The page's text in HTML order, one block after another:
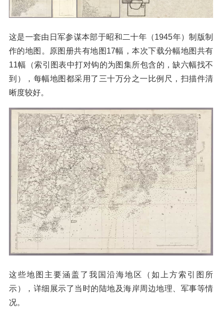
这是一套由日军参谋本部于昭和二十年（1945年）制版制
作的地图。原图册共有地图17幅，本次下载分幅地图共有
11幅（索引图表中打对钩的为图集所包含的，缺六幅找不
到），每幅地图都采用了三十万分之一比例尺，扫描件清
晰度较好。
这些地图主要涵盖了我国沿海地区（如上方索引图所
示），详细展示了当时的陆地及海岸周边地理、军事等情
况。